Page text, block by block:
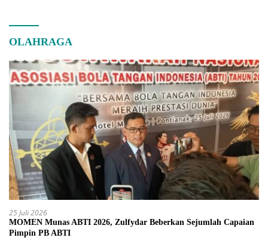
OLAHRAGA
25 Juli 2026
MOMEN Munas ABTI 2026, Zulfydar Beberkan Sejumlah Capaian
Pimpin PB ABTI